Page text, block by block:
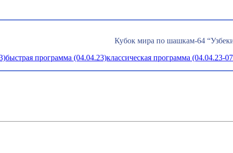
Кубок мира по шашкам-64
быстрая программа (04.04.23)классическая программа (04.04.23-